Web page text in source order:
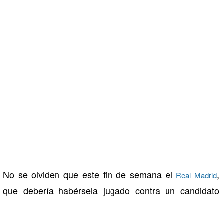
No se olviden que este fin de semana el Real Madrid,
que debería habérsela jugado contra un candidato